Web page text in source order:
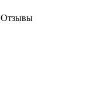
Отзывы